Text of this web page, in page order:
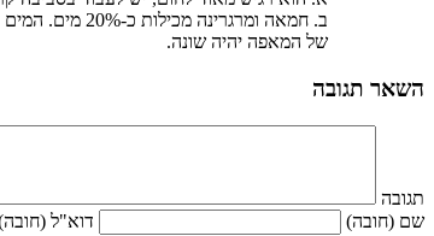
ב. חמאה
של המאפה יהיה שונה.
השאר תגובה
תגובה
שם (חובה) דוא"ל